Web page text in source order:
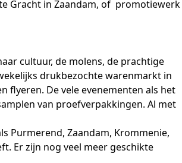
Gracht in Zaandam, of promotiewerk
cultuur, de molens, de prachtige
drukbezochte warenmarkt in
flyeren. De veleevenementen als het
van proefverpakkingen. Al met
Purmerend, Zaandam, Krommenie,
Er zijn nog veel meer geschikte